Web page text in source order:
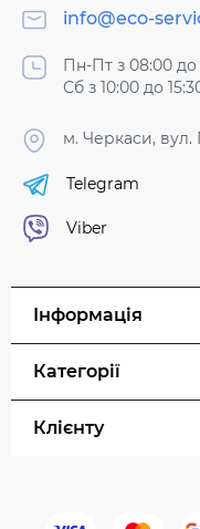
info@eco-
Пн-Пт з 08:00 до
Сб з 10:00 до
м. Черкаси, вул.
Telegram
Viber
Інформація
Категорії
Клієнту